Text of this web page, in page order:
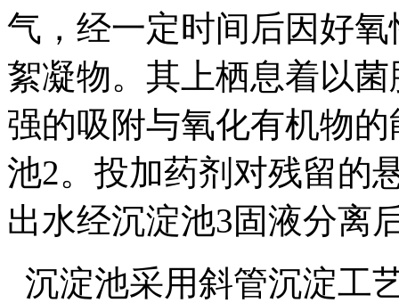
气，经一定时间后因好
絮凝物。其上栖息着以
强的吸附与氧化有机物
池2。投加药剂对残留的
出水经沉淀池3固液分离
沉淀池采用斜管沉淀工